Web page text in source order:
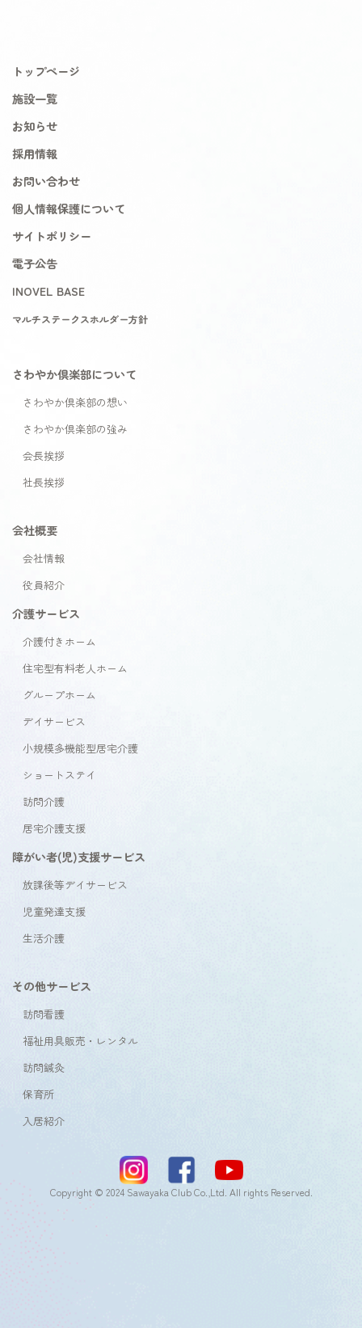
トップページ
施設一覧
お知らせ
採用情報
お問い合わせ
個人情報保護について
サイトポリシー
電子公告
INOVEL BASE
マルチステークスホルダー方針
さわやか倶楽部について
さわやか倶楽部の想い
さわやか倶楽部の強み
会長挨拶
社長挨拶
会社概要
会社情報
役員紹介
介護サービス
介護付きホーム
住宅型有料老人ホーム
グループホーム
デイサービス
小規模多機能型居宅介護
ショートステイ
訪問介護
居宅介護支援
障がい者(児)支援サービス
放課後等デイサービス
児童発達支援
生活介護
その他サービス
訪問看護
福祉用具販売・レンタル
訪問鍼灸
保育所
入居紹介
Copyright © 2024 Sawayaka Club Co.,Ltd. All rights Reserved.